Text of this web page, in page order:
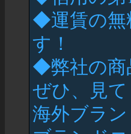
◆運賃の無
す！
◆弊社の商
ぜひ、見て
海外ブラ